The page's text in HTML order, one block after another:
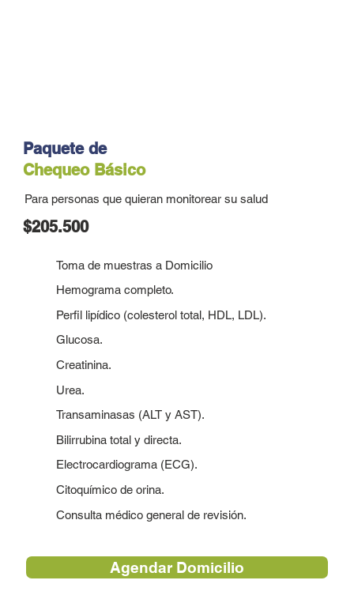
Paquete de
Chequeo Básico
Para personas que quieran monitorear su salud
$205.500
Toma de muestras a Domicilio
Hemograma completo.
Perfil lipídico (colesterol total, HDL, LDL).
Glucosa.
Creatinina.
Urea.
Transaminasas (ALT y AST).
Bilirrubina total y directa.
Electrocardiograma (ECG).
Citoquímico de orina.
Consulta médico general de revisión.
Agendar Domicilio